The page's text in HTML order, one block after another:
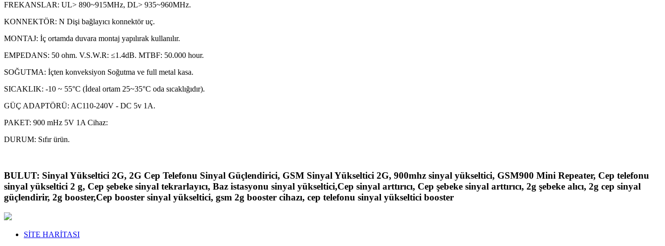
FREKANSLAR: UL> 890~915MHz, DL> 935~960MHz.
KONNEKTÖR: N Dişi bağlayıcı konnektör uç.
MONTAJ: İç ortamda duvara montaj yapılırak kullanılır.
EMPEDANS: 50 ohm. V.S.W.R: ≤1.4dB. MTBF: 50.000 hour.
SOĞUTMA: İçten konveksiyon Soğutma ve full metal kasa.
SICAKLIK: -10 ~ 55°C (İdeal ortam 25~35°C oda sıcaklığıdır).
GÜÇ ADAPTÖRÜ: AC110-240V - DC 5v 1A.
PAKET: 900 mHz 5V 1A Cihaz:
DURUM: Sıfır ürün.
BULUT: Sinyal Yükseltici 2G, 2G Cep Telefonu Sinyal Güçlendirici, GSM Sinyal Yükseltici 2G, 900mhz sinyal yükseltici, GSM900 Mini Repeater, Cep telefonu
sinyal yükseltici 2 g, Cep şebeke sinyal tekrarlayıcı, Baz istasyonu sinyal yükseltici,Cep sinyal arttırıcı, Cep şebeke sinyal arttırıcı, 2g şebeke alıcı, 2g cep sinyal
güçlendirir, 2g booster,Cep booster sinyal yükseltici, gsm 2g booster cihazı, cep telefonu sinyal yükseltici booster
SİTE HARİTASI